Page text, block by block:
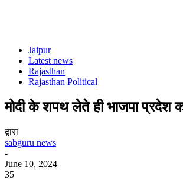
Jaipur
Latest news
Rajasthan
Rajasthan Political
मोदी के शपथ लेते ही भाजपा प्रदेश
द्वारा
sabguru news
-
June 10, 2024
35